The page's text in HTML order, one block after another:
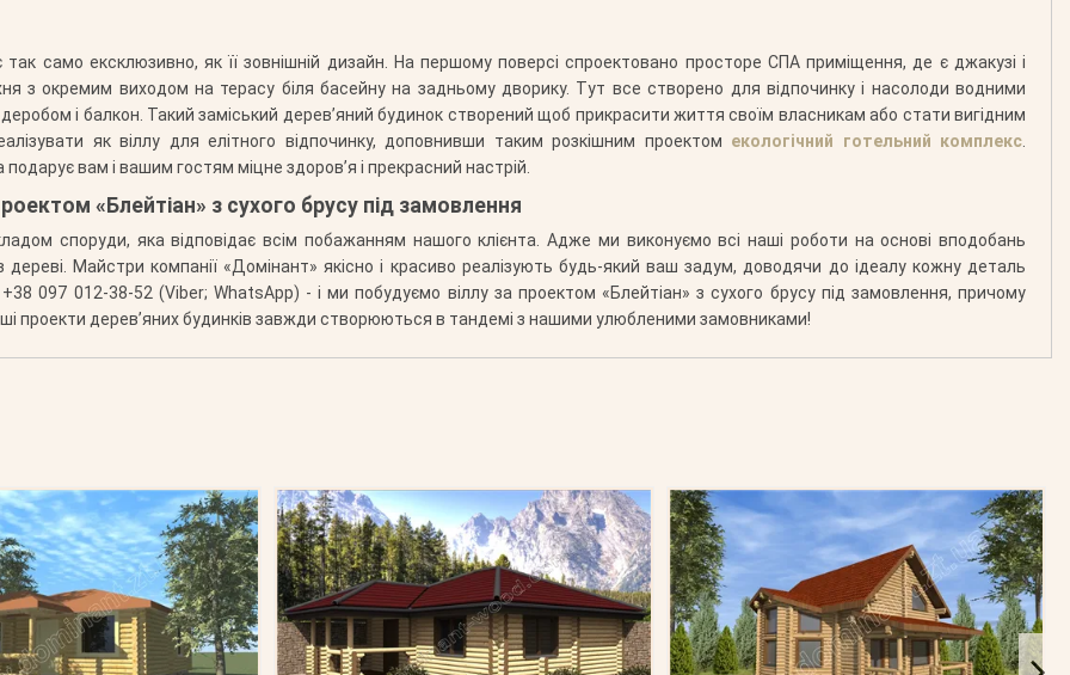
так само ексклюзивно, як її зовнішній дизайн. На першому поверсі спроектовано просторе СПА приміщення, де є джакузі і
з окремим виходом на терасу біля басейну на задньому дворику. Тут все створено для відпочинку і насолоди водними
і балкон. Такий заміський дерев’яний будинок створений щоб прикрасити життя своїм власникам або стати вигідним
як віллу для елітного відпочинку, доповнивши таким розкішним проектом екологічний готельний комплекс
вам і вашим гостям міцне здоров’я і прекрасний настрій.
«Блейтіан» з сухого брусу під замовлення
споруди, яка відповідає всім побажанням нашого клієнта. Адже ми виконуємо всі наші роботи на основі вподобань
Майстри компанії «Домінант» якісно і красиво реалізують будь-який ваш задум, доводячи до ідеалу кожну деталь
097 012-38-52 (Viber; WhatsApp) - і ми побудуємо віллу за проектом «Блейтіан» з сухого брусу під замовлення, причому
проекти дерев’яних будинків завжди створюються в тандемі з нашими улюбленими замовниками!